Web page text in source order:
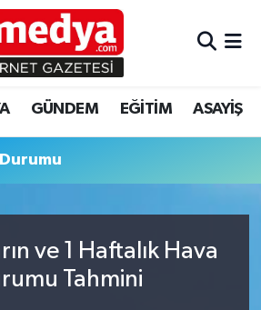
GÜNDEM EĞİTİM ASAYİŞ
ve 1 Haftalık Hava
Tahmini
Durumu
Vakitleri
Yoğunluk Haritası